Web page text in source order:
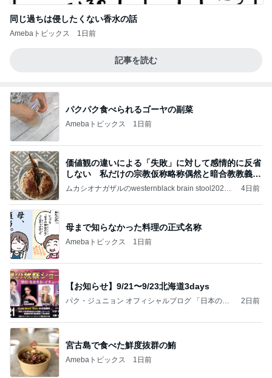
同じ過ちは侵したくない香水の話
Amebaトピックス 1日前
記事を読む
パクパク食べられるゴーヤの副菜
Amebaトピックス 1日前
価値観の違いによる「失敗」に対して感情的に反省
しない 私だけの宗教仮称略称偶然と暗合教教義候
補
ムカシオナガザルのwesternblack brain stool2024
ガザル
4日前
母まで知らなかった料理の正式名称
Amebaトピックス 1日前
【お知らせ】9/21〜9/23北海道3days
パク・ジュニョン オフィシャルブログ 「日本の
2日前
宮古島で食べた鮮度抜群の鮪
Amebaトピックス 1日前